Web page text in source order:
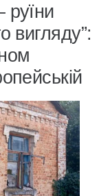
вигляду”: